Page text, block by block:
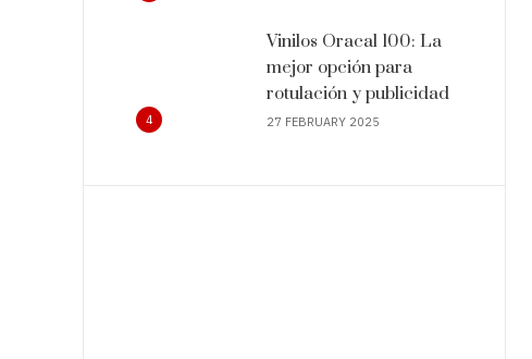
4
Vinilos Oracal 100: La
mejor opción para
rotulación y publicidad
27 FEBRUARY 2025